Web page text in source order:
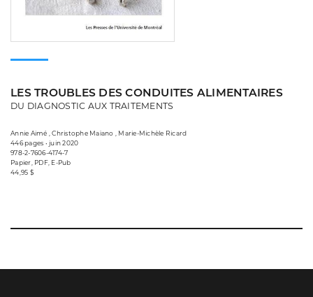
LES TROUBLES DES CONDUITES ALIMENTAIRES
DU DIAGNOSTIC AUX TRAITEMENTS
Annie Aimé , Christophe Maïano , Marie-Michèle Ricard
446 pages • juin 2020
978-2-7606-4174-7
Papier, PDF, E-Pub
44,95 $